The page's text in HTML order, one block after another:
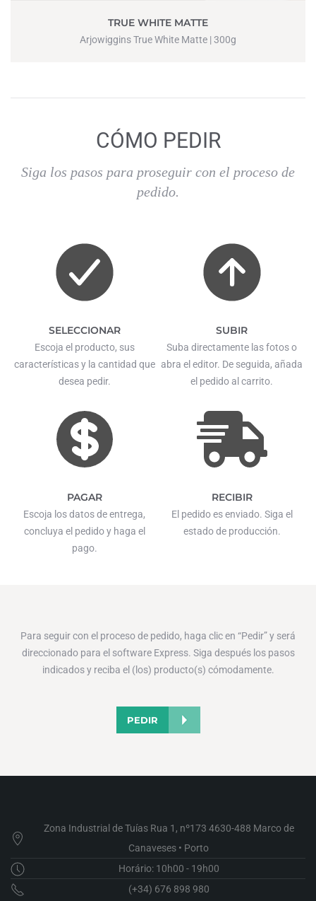
TRUE WHITE MATTE
Arjowiggins True White Matte | 300g
CÓMO PEDIR
Siga los pasos para proseguir con el proceso de
pedido.
SELECCIONAR
Escoja el producto, sus
características y la cantidad que
desea pedir.
SUBIR
Suba directamente las fotos o
abra el editor. De seguida, añada
el pedido al carrito.
PAGAR
Escoja los datos de entrega,
concluya el pedido y haga el
pago.
RECIBIR
El pedido es enviado. Siga el
estado de producción.
Para seguir con el proceso de pedido, haga clic en “Pedir” y será
direccionado para el software Express. Siga después los pasos
indicados y reciba el (los) producto(s) cómodamente.
PEDIR
Zona Industrial de Tuías Rua 1, nº173 4630-488 Marco de
Canaveses • Porto
Horário: 10h00 - 19h00
(+34) 676 898 980